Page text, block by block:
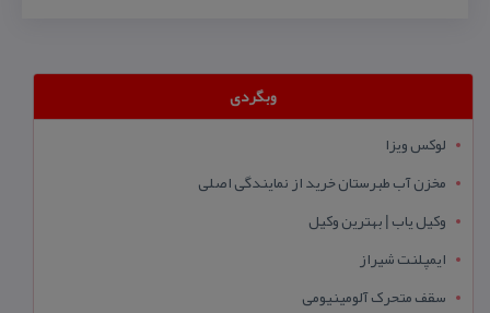
وبگردی
لوکس ویزا
مخزن آب طبرستان خرید از نمایندگی اصلی
وکیل یاب | بهترین وکیل
ایمپلنت شیراز
سقف متحرک آلومینیومی